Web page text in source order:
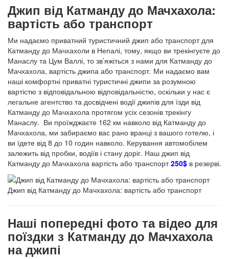
Джип від Катманду до Мачхахола:
вартість або транспорт
Ми надаємо приватний туристичний джип або транспорт для
Катманду до Мачхахоли в Непалі, тому, якщо ви трекінгуєте до
Манаслу та Цум Валлі, то зв’яжіться з нами для Катманду до
Мачхахола, вартість джипа або транспорт. Ми надаємо вам
наші комфортні приватні туристичні джипи за розумною
вартістю з відповідальною відповідальністю, оскільки у нас є
легальне агентство та досвідчені водії джипів для їзди від
Катманду до Мачхахола протягом усіх сезонів трекінгу
Манаслу. Ви проїжджаєте 162 км навколо від Катманду до
Мачхахола, ми забираємо вас рано вранці з вашого готелю, і
ви їдете від 8 до 10 годин навколо. Керування автомобілем
залежить від пробки, водіїв і стану доріг. Наш джип від
Катманду до Мачхахола вартість або транспорт250$ в резерві.
Джип від Катманду до Мачхахола: вартість або транспорт
Наші попередні фото та відео для
поїздки з Катманду до Мачхахола
на джипі